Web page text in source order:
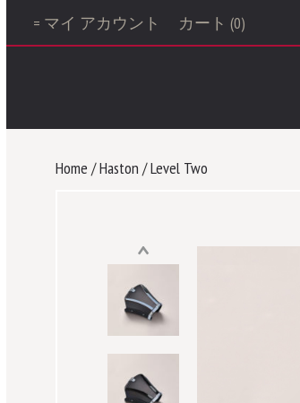
= マイ アカウント カート (0)
Home /Haston /Level Two